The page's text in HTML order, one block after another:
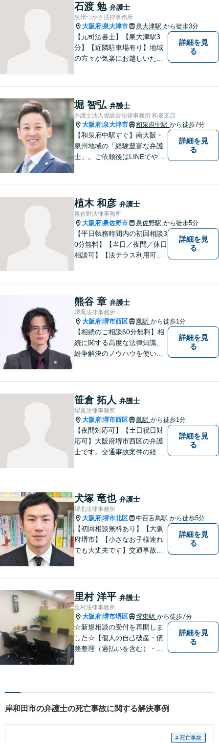
石渡 勉 弁護士
泉州つかさ法律事務所
大阪府 泉大津市 泉大津駅 から徒歩3分
【元司法書士】【泉大津駅3
分】【近隣駐車場有り】地域
の方々が気楽にお越しいただ
かどうかも含めて、まずはお
気軽にご相談ください。
詳細を見
る
堀 智弘 弁護士
弁護士法人堀総合法律事務所 和泉支店
大阪府 泉大津市 和泉府中駅 から徒歩7分
【和泉府中駅すぐ】南大阪・
泉州地域の「経験豊富な弁護
士」。ご依頼後はLINEでやり
制。グループ会社に税理士法
人・社労士事務所・不動産会
社があり問題を丸ごと解決！
詳細を見
る
植木 和彦 弁護士
泉佐野法律事務所
大阪府 泉佐野市 泉佐野駅 から徒歩5分
【平日執務時間内の初回相談3
0分無料】【当日／夜間／休日
相談可】【法テラス利用可】
詳細を見
る
熊谷 章 弁護士
堺鳳法律事務所
大阪府 堺市西区 鳳駅 から徒歩1分
【相続のご相談60分無料】相
続に関する高度な法律知識、
紛争解決のノウハウを使い、
確かつスピーディーに進め、
ご相談様にとって最適なご提
案ができるよう努めます。
詳細を見
る
笹倉 拓人 弁護士
堺鳳法律事務所
大阪府 堺市西区 鳳駅 から徒歩1分
【夜間対応可】【土日祝日対
応可】大阪府堺市西区の弁護
士です。交通事故案件の経験
詳細を見
る
犬塚 竜也 弁護士
堺北法律事務所
大阪府 堺市北区 中百舌鳥駅 から徒歩5分
【初回相談無料あり】【大阪
府堺市】【小さなお子様連れ
でも大丈夫です】交通事故、
詳細を見
る
里村 洋平 弁護士
里村法律事務所
大阪府 堺市堺区 堺東駅 から徒歩7分
☆新規相談の受付を再開しま
した☆【個人の自己破産・債
務整理（過払いを含む）・法
回相談無料（特に時間制限は
分】【分割払い・法テラス利
用もご相談下さい】
詳細を見
る
岸和田市の弁護士の死亡事故に関する解決事例
# 死亡事故